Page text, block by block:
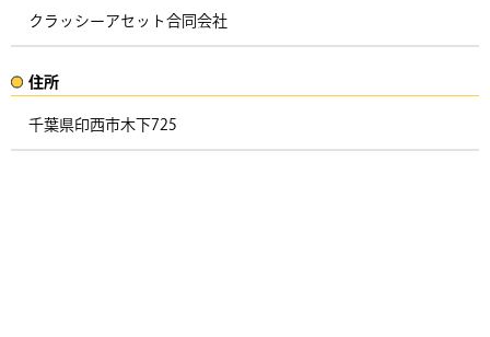
クラッシーアセット合同会社
住所​​
千葉県印西市木下725 ​